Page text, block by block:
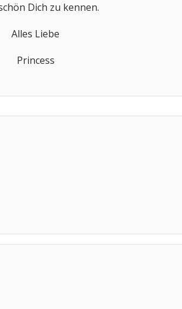
Dich zu kennen.
Alles Liebe
Princess​